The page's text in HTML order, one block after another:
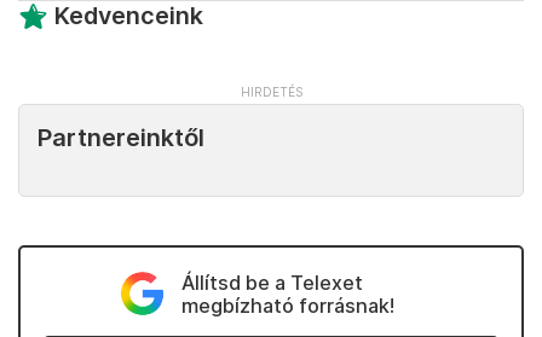
Kedvenceink
Partnereinktől
Állítsd be a Telexet
megbízható forrásnak!